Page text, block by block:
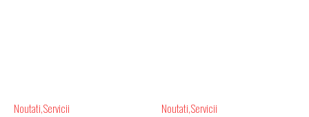
Noutati Servicii Noutati Servicii